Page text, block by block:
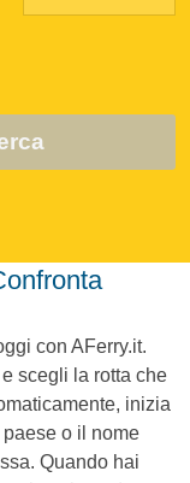
con AFerry.it.
scegli la rotta che
inizia
o il nome
Quando hai